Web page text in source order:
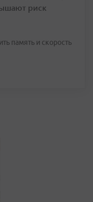
риск
память и скорость